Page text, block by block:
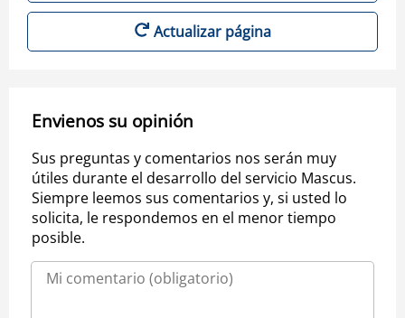
Actualizar página
Envienos su opinión
Sus preguntas y comentarios nos serán muy
útiles durante el desarrollo del servicio Mascus.
Siempre leemos sus comentarios y, si usted lo
solicita, le respondemos en el menor tiempo
posible.